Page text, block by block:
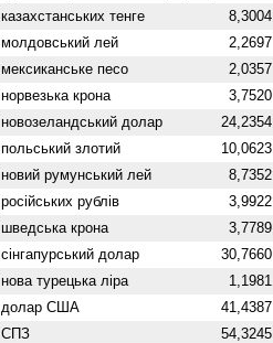
казахстанських тенге 8,3004
молдовський лей 2,2697
мексиканське песо 2,0357
норвезька крона 3,7520
ново­зеландський долар 24,2354
польський злотий 10,0623
новий румунський лей 8,7352
російських рублів 3,9922
шведська крона 3,7789
сінгапурський долар 30,7660
нова турецька ліра 1,1981
долар США 41,4387
СПЗ 54,3245